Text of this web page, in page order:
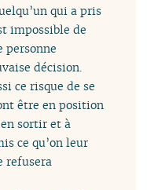
qui a pris
impossible de
personne
décision.
ce risque de se
être en position
sortir et à
ce qu’on leur
refusera